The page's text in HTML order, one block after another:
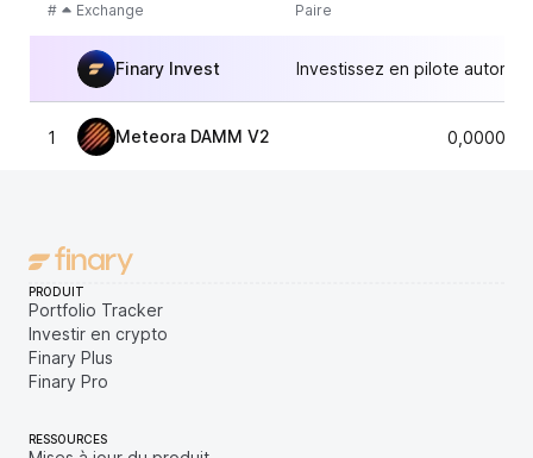
# Exchange Paire
Finary Invest Investissez en pilote
1 Meteora DAMM V2
PRODUIT
Portfolio Tracker
Investir en crypto
Finary Plus
Finary Pro
RESSOURCES